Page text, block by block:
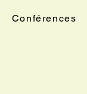
Conférences